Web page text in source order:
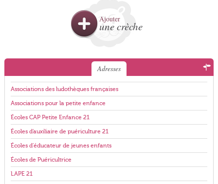
Ajouter
une crèche
Adresses
Associations des ludothèques françaises
Associations pour la petite enfance
Écoles CAP Petite Enfance 21
Écoles d'auxiliaire de puériculture 21
Écoles d'éducateur de jeunes enfants
Écoles de Puéricultrice
LAPE 21